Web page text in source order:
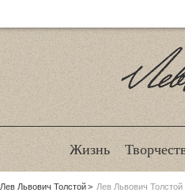
Жизнь
Лев Львович Толстой Лев Львович Толстой